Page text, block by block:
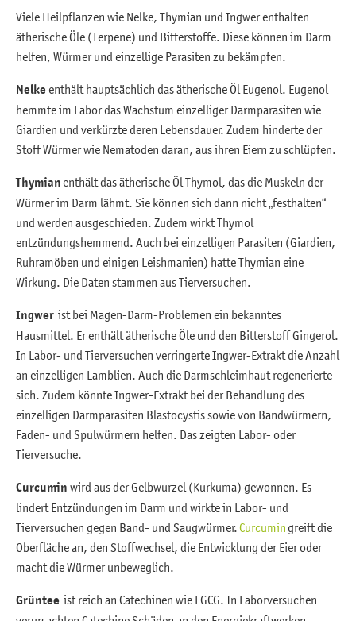
Viele Heilpflanzen wie Nelke, Thymian und Ingwer enthalten
ätherische Öle (Terpene) und Bitterstoffe. Diese können im Darm
helfen, Würmer und einzellige Parasiten zu bekämpfen.
Nelkeenthält hauptsächlich das ätherische Öl Eugenol. Eugenol
hemmte im Labor das Wachstum einzelliger Darmparasiten wie
Giardien und verkürzte deren Lebensdauer. Zudem hinderte der
Stoff Würmer wie Nematoden daran, aus ihren Eiern zu schlüpfen.
Thymianenthält das ätherische Öl Thymol, das die Muskeln der
Würmer im Darm lähmt. Sie können sich dann nicht „festhalten“
und werden ausgeschieden. Zudem wirkt Thymol
entzündungshemmend. Auch bei einzelligen Parasiten (Giardien,
Ruhramöben und einigen Leishmanien) hatte Thymian eine
Wirkung. Die Daten stammen aus Tierversuchen.
Ingwer ist bei Magen-Darm-Problemen ein bekanntes
Hausmittel. Er enthält ätherische Öle und den Bitterstoff Gingerol.
In Labor- und Tierversuchen verringerte Ingwer-Extrakt die Anzahl
an einzelligen Lamblien. Auch die Darmschleimhaut regenerierte
sich. Zudem könnte Ingwer-Extrakt bei der Behandlung des
einzelligen Darmparasiten Blastocystis sowie von Bandwürmern,
Faden- und Spulwürmern helfen. Das zeigten Labor- oder
Tierversuche.
Curcumin wird aus der Gelbwurzel (Kurkuma) gewonnen. Es
lindert Entzündungen im Darm und wirkte in Labor- und
Tierversuchen gegen Band- und Saugwürmer.Curcumingreift die
Oberfläche an, den Stoffwechsel, die Entwicklung der Eier oder
macht die Würmer unbeweglich.
Grüntee ist reich an Catechinen wie EGCG. In Laborversuchen